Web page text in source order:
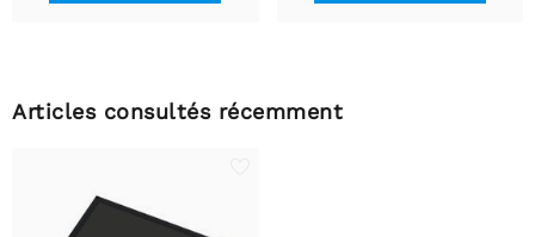
Articles consultés récemment